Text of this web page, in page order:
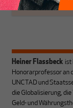
Heiner Flassbeck ist
Honorarprofessor an
UNCTAD und
die Globalisierung,
Geld- und